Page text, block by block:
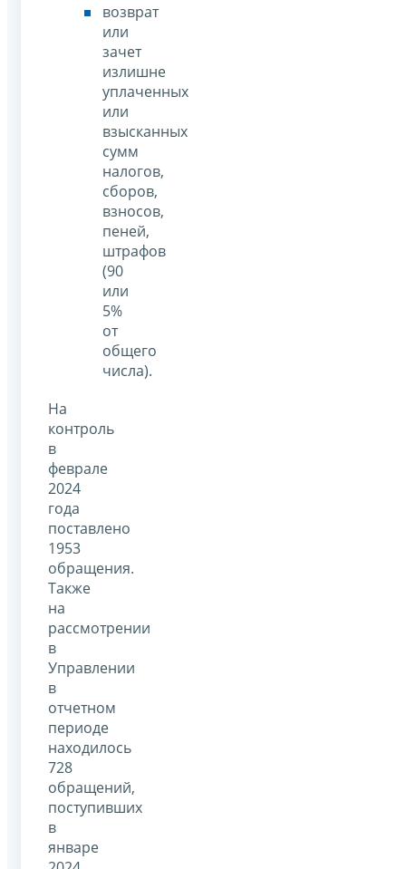
возврат
или
зачет
излишне
уплаченных
или
взысканных
сумм
налогов,
сборов,
взносов,
пеней,
штрафов
(90
или
5%
от
общего
числа).
На
контроль
в
феврале
2024
года
поставлено
1953
обращения.
Также
на
рассмотрении
в
Управлении
в
отчетном
периоде
находилось
728
обращений,
поступивших
в
январе